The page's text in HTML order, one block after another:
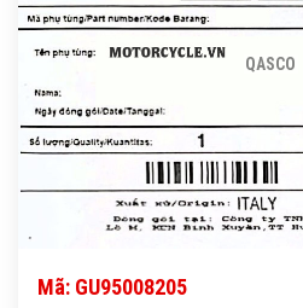
QASCO
Mã: GU95008205